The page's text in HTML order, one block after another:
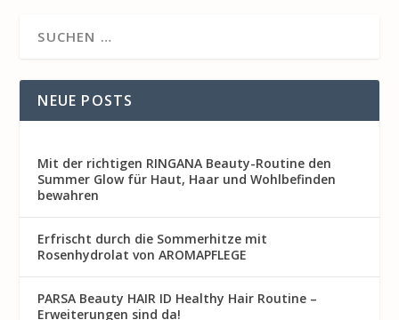
NEUE POSTS
Mit der richtigen RINGANA Beauty-Routine den
Summer Glow für Haut, Haar und Wohlbefinden
bewahren
Erfrischt durch die Sommerhitze mit
Rosenhydrolat von AROMAPFLEGE
PARSA Beauty HAIR ID Healthy Hair Routine –
Erweiterungen sind da!